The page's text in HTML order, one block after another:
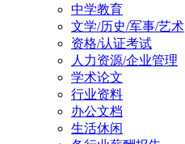
中学教育
文学/历史/军事/艺术
资格/认证考试
人力资源/企业管理
学术论文
行业资料
办公文档
生活休闲